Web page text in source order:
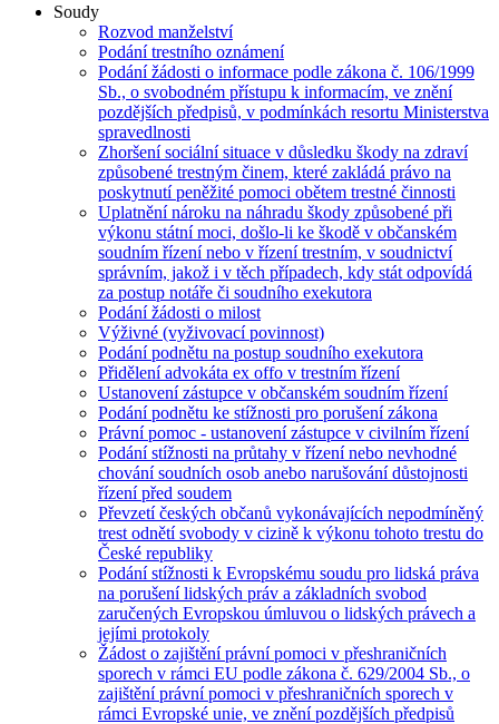
Soudy
Rozvod manželství
Podání trestního oznámení
Podání žádosti o informace podle zákona č. 106/1999
Sb., o svobodném přístupu k informacím, ve znění
pozdějších předpisů, v podmínkách resortu Ministerstva
spravedlnosti
Zhoršení sociální situace v důsledku škody na zdraví
způsobené trestným činem, které zakládá právo na
poskytnutí peněžité pomoci obětem trestné činnosti
Uplatnění nároku na náhradu škody způsobené při
výkonu státní moci, došlo-li ke škodě v občanském
soudním řízení nebo v řízení trestním, v soudnictví
správním, jakož i v těch případech, kdy stát odpovídá
za postup notáře či soudního exekutora
Podání žádosti o milost
Výživné (vyživovací povinnost)
Podání podnětu na postup soudního exekutora
Přidělení advokáta ex offo v trestním řízení
Ustanovení zástupce v občanském soudním řízení
Podání podnětu ke stížnosti pro porušení zákona
Právní pomoc - ustanovení zástupce v civilním řízení
Podání stížnosti na průtahy v řízení nebo nevhodné
chování soudních osob anebo narušování důstojnosti
řízení před soudem
Převzetí českých občanů vykonávajících nepodmíněný
trest odnětí svobody v cizině k výkonu tohoto trestu do
České republiky
Podání stížnosti k Evropskému soudu pro lidská práva
na porušení lidských práv a základních svobod
zaručených Evropskou úmluvou o lidských právech a
jejími protokoly
Žádost o zajištění právní pomoci v přeshraničních
sporech v rámci EU podle zákona č. 629/2004 Sb., o
zajištění právní pomoci v přeshraničních sporech v
rámci Evropské unie, ve znění pozdějších předpisů